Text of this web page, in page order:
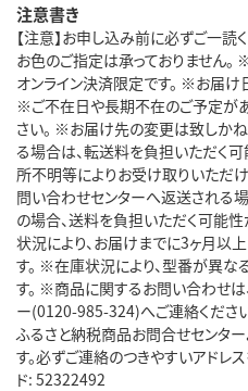
注意書き
【注意】お申し込み前に必ずご一読
お色のご指定は承っておりません
オンライン決済限定です。 ※お届け
※ご不在日や長期不在のご予定が
さい。 ※お届け先の変更は致しか
る場合は、転送料を負担いただく
所不明等によりお受け取りいただ
問い合わせセンターへ返送される
の場合、送料を負担いただく可能
状況により、お届けまでに3ヶ月以
す。 ※在庫状況により、型番が異
す。 ※商品に関するお問い合わせ
ー(0120-985-324)へご連絡くださ
ふるさと納税商品お問合せセンタ
す。必ずご連絡のつきやすいアドレ
ド: 52322492